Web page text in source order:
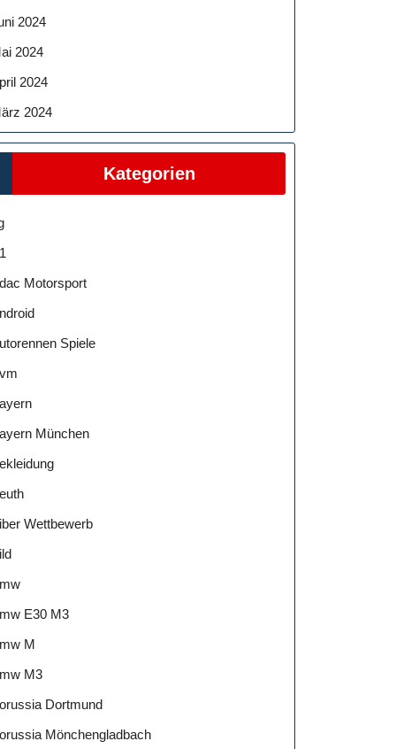
2024
2024
2024
2024
Kategorien
Motorsport
Spiele
München
Wettbewerb
E30 M3
M
M3
Dortmund
Mönchengladbach